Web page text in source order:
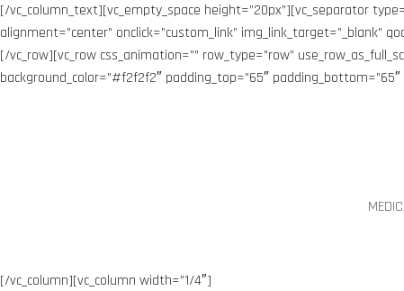
[/vc_column_text][vc_empty_space height=”20px”][vc_separator
alignment=”center” onclick=”custom_link” img_link_target=”_blank”
[/vc_row][vc_row css_animation=”” row_type=”row”
background_color=”#f2f2f2″ padding_top=”65″ padding_bottom=”65″
[/vc_column][vc_column width=”1/4″]